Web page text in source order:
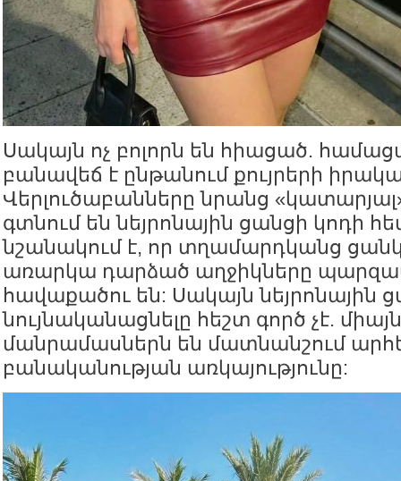
Սակայն ոչ բոլորն են հիացած.
բանավեճ է ընթանում քույրերի
Վերլուծաբանները նրանց
գտնում են նեյրոնային ցանցի կոդի
նշանակում է, որ տղամարդկանց
առարկա դարձած աղջիկները
հավաքածու են: Սակայն նեյրոնային
նույնականացնելը հեշտ գործ չէ.
մանրամասներն են մատնանշում
բանականության առկայությունը: